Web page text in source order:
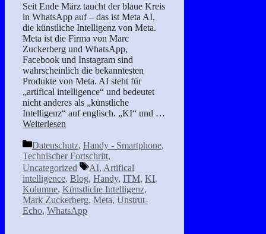
Seit Ende März taucht der blaue Kreis
in WhatsApp auf – das ist Meta AI,
die künstliche Intelligenz von Meta.
Meta ist die Firma von Marc
Zuckerberg und WhatsApp,
Facebook und Instagram sind
wahrscheinlich die bekanntesten
Produkte von Meta. AI steht für
„artifical intelligence“ und bedeutet
nicht anderes als „künstliche
Intelligenz“ auf englisch. „KI“ und …
Weiterlesen
Kategorien
Datenschutz, Handy - Smartphone,
Technischer Fortschritt,
Uncategorized
Schlagwörter
AI, Artifical
intelligence, Blog, Handy, ITM, KI,
Kolumne, Künstliche Intelligenz,
Mark Zuckerberg, Meta, Unstrut-
Echo, WhatsApp